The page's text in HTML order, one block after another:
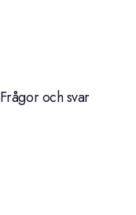
Frågor och svar